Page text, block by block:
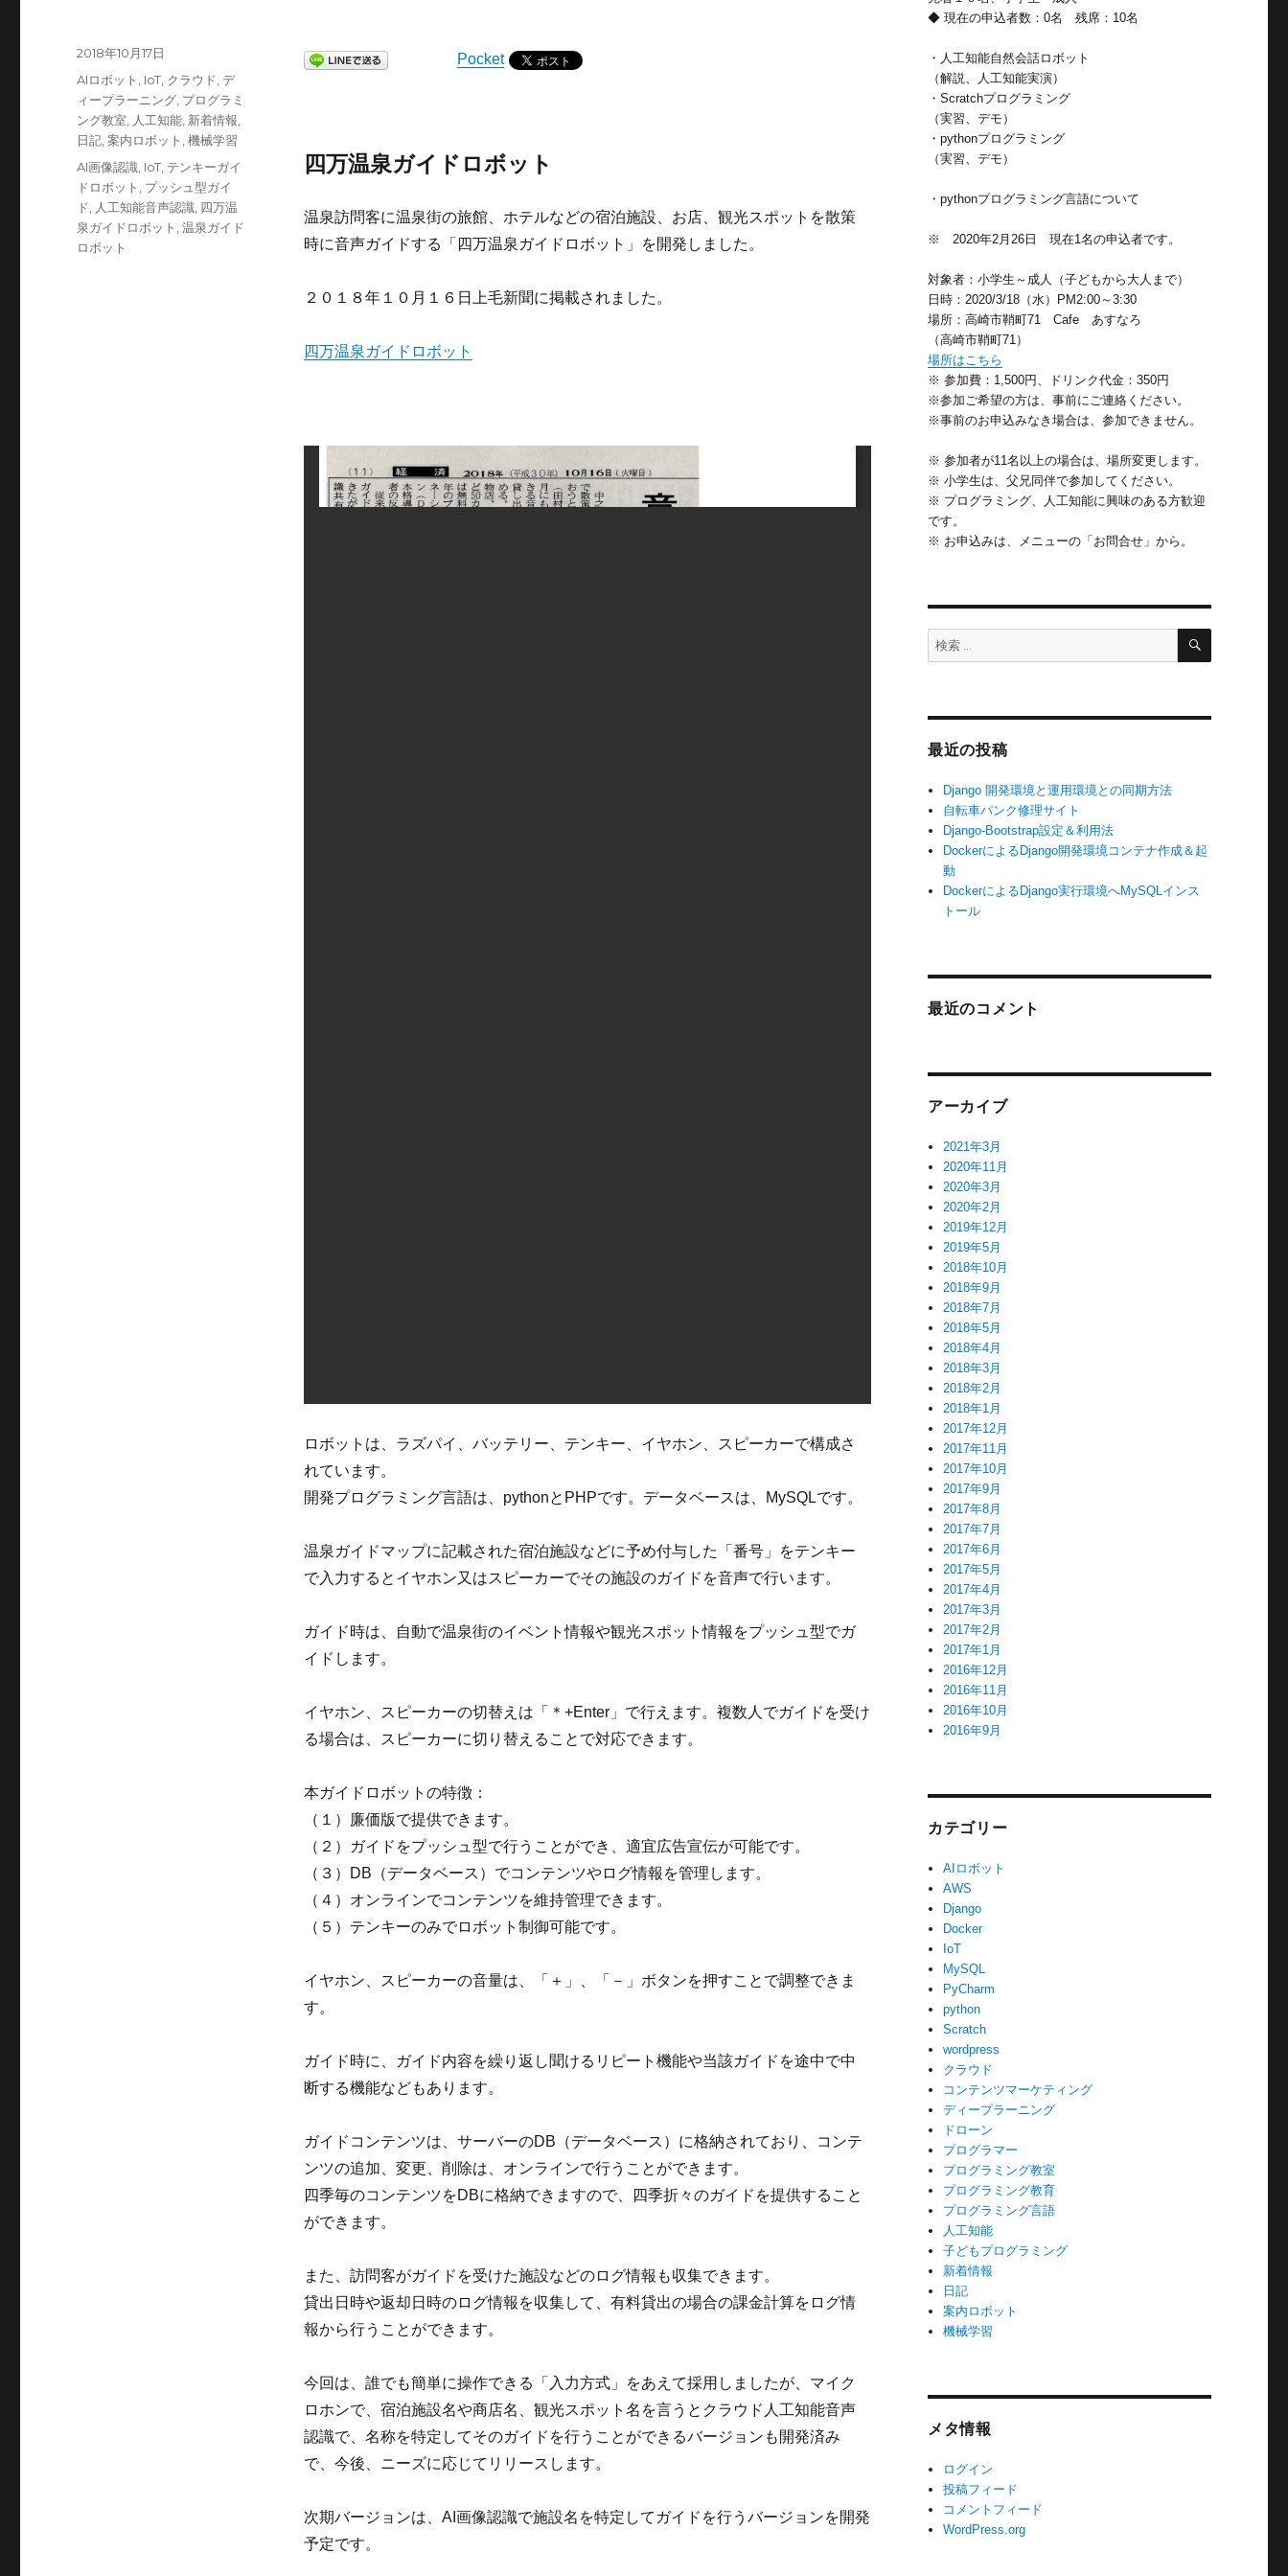
Pocket
四万温泉ガイドロボット
温泉訪問客に温泉街の旅館、ホテルなどの宿泊施設、お店、観光スポットを散策
時に音声ガイドする「四万温泉ガイドロボット」を開発しました。
２０１８年１０月１６日上毛新聞に掲載されました。
四万温泉ガイドロボット
ロボットは、ラズパイ、バッテリー、テンキー、イヤホン、スピーカーで構成さ
れています。
開発プログラミング言語は、pythonとPHPです。データベースは、MySQLです。
温泉ガイドマップに記載された宿泊施設などに予め付与した「番号」をテンキー
で入力するとイヤホン又はスピーカーでその施設のガイドを音声で行います。
ガイド時は、自動で温泉街のイベント情報や観光スポット情報をプッシュ型でガ
イドします。
イヤホン、スピーカーの切替えは「＊+Enter」で行えます。複数人でガイドを受け
る場合は、スピーカーに切り替えることで対応できます。
本ガイドロボットの特徴：
（１）廉価版で提供できます。
（２）ガイドをプッシュ型で行うことができ、適宜広告宣伝が可能です。
（３）DB（データベース）でコンテンツやログ情報を管理します。
（４）オンラインでコンテンツを維持管理できます。
（５）テンキーのみでロボット制御可能です。
イヤホン、スピーカーの音量は、「＋」、「－」ボタンを押すことで調整できま
す。
ガイド時に、ガイド内容を繰り返し聞けるリピート機能や当該ガイドを途中で中
断する機能などもあります。
ガイドコンテンツは、サーバーのDB（データベース）に格納されており、コンテ
ンツの追加、変更、削除は、オンラインで行うことができます。
四季毎のコンテンツをDBに格納できますので、四季折々のガイドを提供すること
ができます。
また、訪問客がガイドを受けた施設などのログ情報も収集できます。
貸出日時や返却日時のログ情報を収集して、有料貸出の場合の課金計算をログ情
報から行うことができます。
今回は、誰でも簡単に操作できる「入力方式」をあえて採用しましたが、マイク
ロホンで、宿泊施設名や商店名、観光スポット名を言うとクラウド人工知能音声
認識で、名称を特定してそのガイドを行うことができるバージョンも開発済み
で、今後、ニーズに応じてリリースします。
次期バージョンは、AI画像認識で施設名を特定してガイドを行うバージョンを開発
予定です。
投
2018年10月17日
カ
テ
ゴ
リ
ー
AIロボット IoT クラウド ,デ
ィープラーニング プログラミ
ング教室
人工知能 新着情報
日記 ,案内ロボット ,機械学習
タ
グ
AI画像認識 IoT テンキーガイ
ドロボット
プッシュ型ガイ
ド
人工知能音声認識 四万温
泉ガイドロボット ,温泉ガイド
ロボット
◆ 現在の申込者数：0名 残席：10名
・人工知能自然会話ロボット
（解説、人工知能実演）
・Scratchプログラミング
（実習、デモ）
・pythonプログラミング
（実習、デモ）
・pythonプログラミング言語について
※ 2020年2月26日 現在1名の申込者です。
対象者：小学生～成人（子どもから大人まで）
日時：2020/3/18（水）PM2:00～3:30
場所：高崎市鞘町71 Cafe あすなろ
（高崎市鞘町71）
場所はこちら
※ 参加費：1,500円、ドリンク代金：350円
※参加ご希望の方は、事前にご連絡ください。
※事前のお申込みなき場合は、参加できません。
※ 参加者が11名以上の場合は、場所変更します。
※ 小学生は、父兄同伴で参加してください。
※ プログラミング、人工知能に興味のある方歓迎
です。
※ お申込みは、メニューの「お問合せ」から。
検
検
最近の投稿
Django 開発環境と運用環境との同期方法
自転車パンク修理サイト
Django-Bootstrap設定＆利用法
DockerによるDjango開発環境コンテナ作成＆起
動
DockerによるDjango実行環境へMySQLインス
トール
最近のコメント
アーカイブ
2021年3月
2020年11月
2020年3月
2020年2月
2019年12月
2019年5月
2018年10月
2018年9月
2018年7月
2018年5月
2018年4月
2018年3月
2018年2月
2018年1月
2017年12月
2017年11月
2017年10月
2017年9月
2017年8月
2017年7月
2017年6月
2017年5月
2017年4月
2017年3月
2017年2月
2017年1月
2016年12月
2016年11月
2016年10月
2016年9月
カテゴリー
AIロボット
AWS
Django
Docker
IoT
MySQL
PyCharm
python
Scratch
wordpress
クラウド
コンテンツマーケティング
ディープラーニング
ドローン
プログラマー
プログラミング教室
プログラミング教育
プログラミング言語
人工知能
子どもプログラミング
新着情報
日記
案内ロボット
機械学習
メタ情報
ログイン
投稿フィード
コメントフィード
WordPress.org